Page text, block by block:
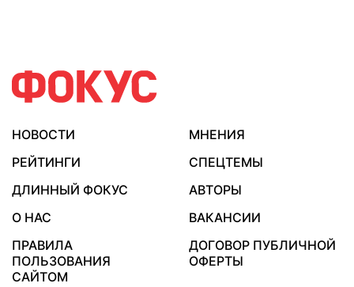
НОВОСТИ
МНЕНИЯ
РЕЙТИНГИ
СПЕЦТЕМЫ
ДЛИННЫЙ ФОКУС
АВТОРЫ
О НАС
ВАКАНСИИ
ПРАВИЛА
ПОЛЬЗОВАНИЯ
САЙТОМ
ДОГОВОР ПУБЛИЧНОЙ
ОФЕРТЫ